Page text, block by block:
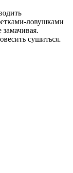
ловушками
сушиться.